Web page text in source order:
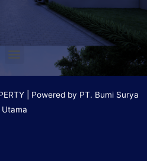
| Powered by PT. Bumi Surya
Utama